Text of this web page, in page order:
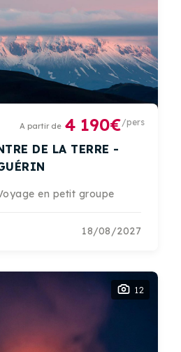
A partir de 4 190€/pers
DE LA TERRE -
en petit groupe
18/08/2027
12